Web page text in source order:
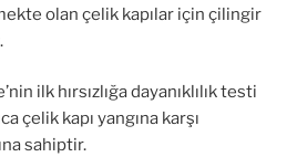
olan çelik kapılar için çilingir
ilk hırsızlığa dayanıklılık testi
çelik kapı yangına karşı
sahiptir.